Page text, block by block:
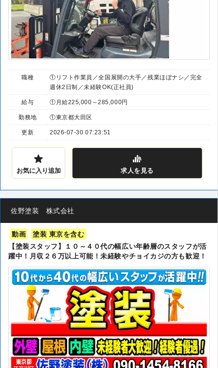
職種
①リフト作業員／全国展開の大手／残業ほぼナシ／完全
週休2日制／未経験OK(正社員)
給与 ①月給225,000～285,000円
勤務地 ①東京都大田区
更新 2026-07-30 07:23:51
お気に入り追加 求人を見る
佐野塗装 株式会社
動画
塗装 東京を含む
【塗装スタッフ】１０～４０代の幅広い年齢層のスタッフが活
躍中！月収２６万以上可能！未経験やチョイカジの方も歓迎！